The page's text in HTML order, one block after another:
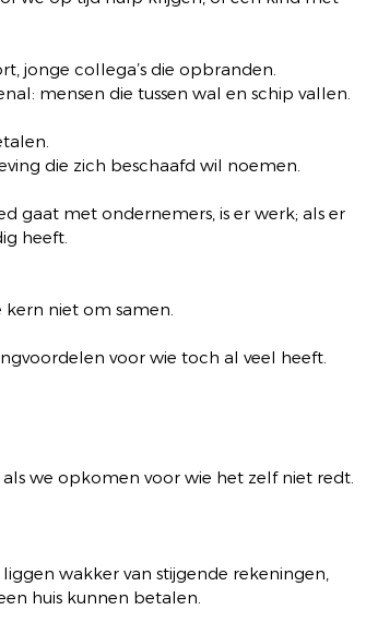
jonge collega’s die opbranden.
mensen die tussen wal en schip vallen.
die zich beschaafd wil noemen.
gaat met ondernemers, is er werk; als er
heeft.
kern niet om samen.
voor wie toch al veel heeft.
we opkomen voor wie het zelf niet redt.
wakker van stijgende rekeningen,
huis kunnen betalen.